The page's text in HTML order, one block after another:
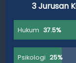
3 Jurusan
Hukum 37.5%
Psikologi 25%